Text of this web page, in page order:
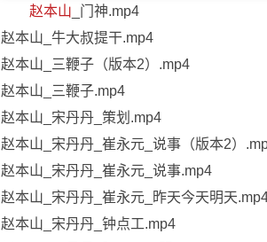
赵本山 _门神.mp4
赵本山_牛大叔提干.mp4
赵本山_三鞭子（版本2）.mp4
赵本山_三鞭子.mp4
赵本山_宋丹丹_策划.mp4
赵本山_宋丹丹_崔永元_说事（版本2）
赵本山_宋丹丹_崔永元_说事.mp4
赵本山_宋丹丹_崔永元_昨天今天明天
赵本山_宋丹丹_钟点工.mp4